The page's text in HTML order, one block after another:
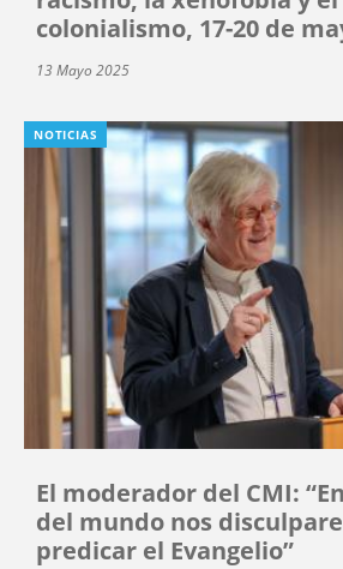
colonialismo, 17-20 de
13 Mayo 2025
NOTICIAS
El moderador del CMI:
del mundo nos
predicar el Evangelio”